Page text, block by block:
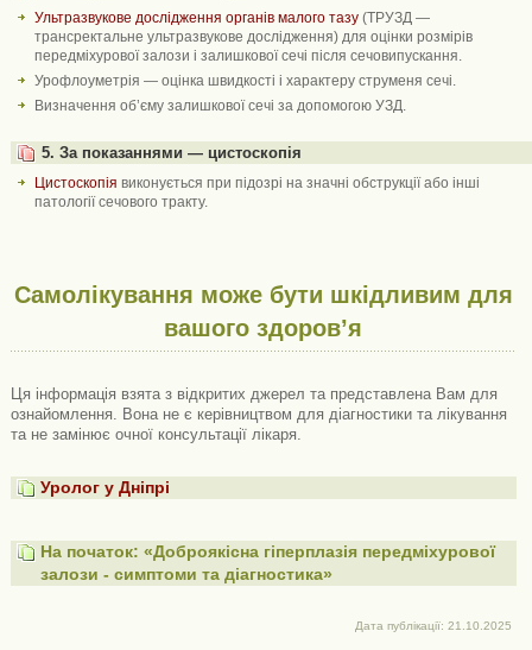
Ультразвукове дослідження органів малого тазу(ТРУЗД —
трансректальне ультразвукове дослідження) для оцінки розмірів
передміхурової залози і залишкової сечі після сечовипускання.
Урофлоуметрія — оцінка швидкості і характеру струменя сечі.
Визначення об’єму залишкової сечі за допомогою УЗД.
5. За показаннями — цистоскопія
Цистоскопія виконується при підозрі на значні обструкції або інші
патології сечового тракту.
Самолікування може бути шкідливим для
вашого здоров’я
Ця інформація взята з відкритих джерел та представлена ​​Вам для
ознайомлення. Вона не є керівництвом для діагностики та лікування
та не замінює очної консультації лікаря.
Уролог у Дніпрі
На початок: «Доброякісна гіперплазія передміхурової
залози - симптоми та діагностика»
Дата публікації: 21.10.2025